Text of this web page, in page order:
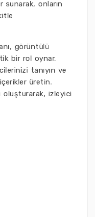
sunarak, onların
görüntülü
bir rol oynar.
tanıyın ve
üretin.
oluşturarak, izleyici